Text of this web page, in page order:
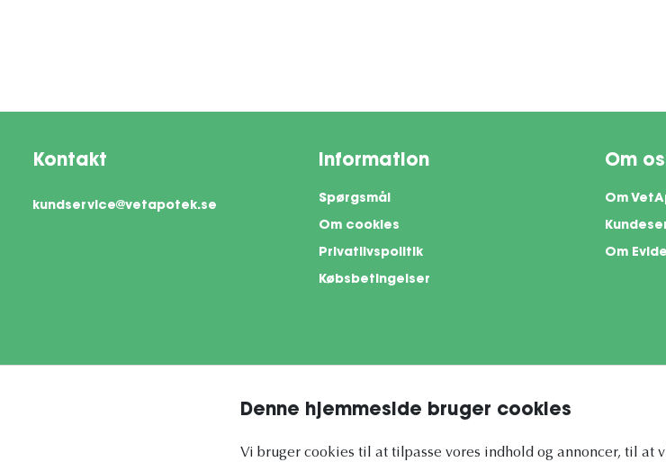
Denne hjemmeside bruger cookies
Vi bruger cookies til at tilpasse vores indhold og annoncer, til
Kontakt
kundservice@vetapotek.se
Information
Spørgsmål
Om cookies
Privatlivspolitik
Købsbetingelser
Om os
Om
Om
This site is protected by reCAPTCHA and the Google